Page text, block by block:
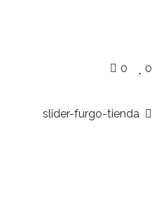
0
0
slider-furgo-tienda